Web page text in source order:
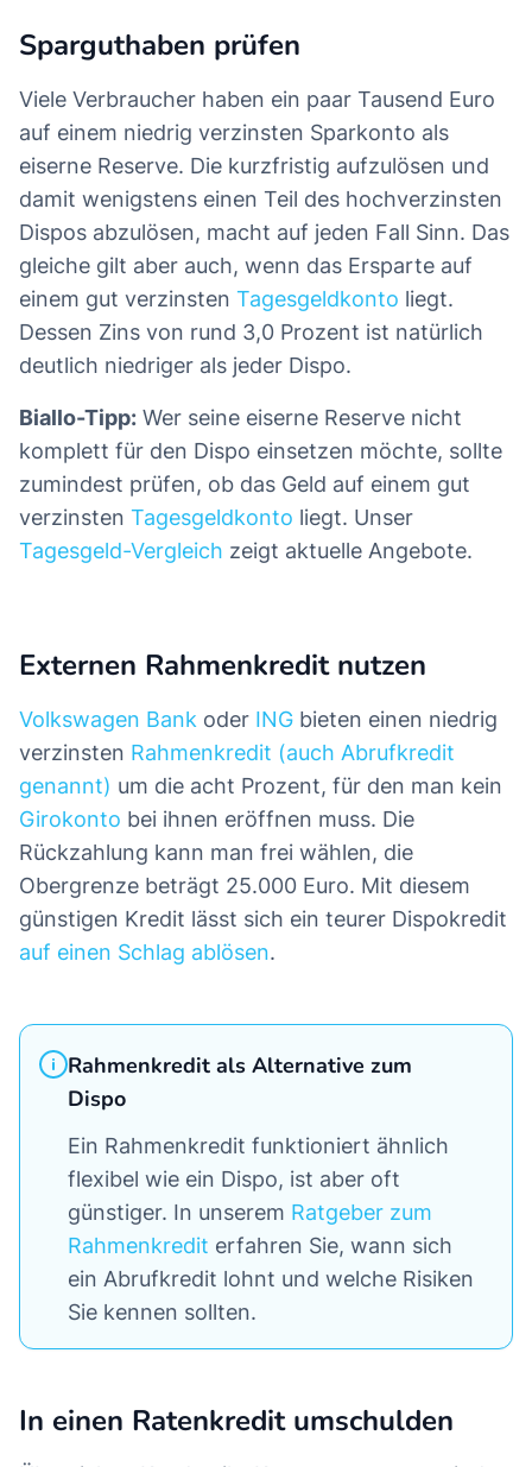
Sparguthaben prüfen
Viele Verbraucher haben ein paar Tausend Euro
auf einem niedrig verzinsten Sparkonto als
eiserne Reserve. Die kurzfristig aufzulösen und
damit wenigstens einen Teil des hochverzinsten
Dispos abzulösen, macht auf jeden Fall Sinn. Das
gleiche gilt aber auch, wenn das Ersparte auf
einem gut verzinsten Tagesgeldkonto liegt.
Dessen Zins von rund 3,0 Prozent ist natürlich
deutlich niedriger als jeder Dispo.
Biallo-Tipp: Wer seine eiserne Reserve nicht
komplett für den Dispo einsetzen möchte, sollte
zumindest prüfen, ob das Geld auf einem gut
verzinsten Tagesgeldkonto liegt. Unser
Tagesgeld-Vergleich zeigt aktuelle Angebote.
Externen Rahmenkredit nutzen
Volkswagen Bank oder ING bieten einen niedrig
verzinsten Rahmenkredit (auch Abrufkredit
genannt) um die acht Prozent, für den man kein
Girokonto bei ihnen eröffnen muss. Die
Rückzahlung kann man frei wählen, die
Obergrenze beträgt 25.000 Euro. Mit diesem
günstigen Kredit lässt sich ein teurer Dispokredit
auf einen Schlag ablösen.
Rahmenkredit als Alternative zum
Dispo
Ein Rahmenkredit funktioniert ähnlich
flexibel wie ein Dispo, ist aber oft
günstiger. In unserem Ratgeber zum
Rahmenkredit erfahren Sie, wann sich
ein Abrufkredit lohnt und welche Risiken
Sie kennen sollten.
In einen Ratenkredit umschulden